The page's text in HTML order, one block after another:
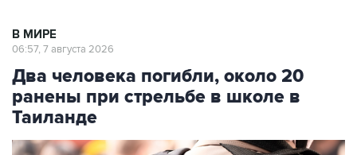
В МИРЕ
06:57, 7 августа 2026
Два человека погибли, около 20
ранены при стрельбе в школе в
Таиланде